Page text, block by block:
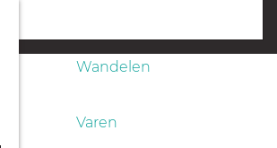
Wandelen
Varen